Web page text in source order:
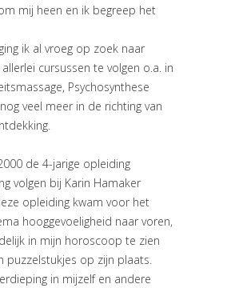
mij heen en ik begreep het
ik al vroeg op zoek naar
cursussen te volgen o.a. in
Psychosynthese
veel meer in de richting van
de 4-jarige opleiding
volgen bij Karin Hamaker
opleiding kwam voor het
hooggevoeligheid naar voren,
in mijn horoscoop te zien
puzzelstukjes op zijn plaats.
in mijzelf en andere